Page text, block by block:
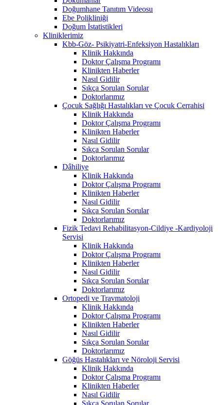
Doğumhane Tanıtım Videosu
Ebe Polikliniği
Doğum İstatistikleri
Kliniklerimiz
Kbb-Göz- Psikiyatri-Enfeksiyon Hastalıkları
Klinik Hakkında
Doktor Çalışma Programı
Klinikten Haberler
Nasıl Gidilir
Sıkça Sorulan Sorular
Doktorlarımız
Çocuk Sağlığı Hastalıkları ve Çocuk Cerrahisi
Klinik Hakkında
Doktor Çalışma Programı
Klinikten Haberler
Nasıl Gidilir
Sıkça Sorulan Sorular
Doktorlarımız
Dâhiliye
Klinik Hakkında
Doktor Çalışma Programı
Klinikten Haberler
Nasıl Gidilir
Sıkça Sorulan Sorular
Doktorlarımız
Fizik Tedavi Rehabilitasyon-Cildiye -Kardiyoloji
Servisi
Klinik Hakkında
Doktor Çalışma Programı
Klinikten Haberler
Nasıl Gidilir
Sıkça Sorulan Sorular
Doktorlarımız
Ortopedi ve Travmatoloji
Klinik Hakkında
Doktor Çalışma Programı
Klinikten Haberler
Nasıl Gidilir
Sıkça Sorulan Sorular
Doktorlarımız
Göğüs Hastalıkları ve Nöroloji Servisi
Klinik Hakkında
Doktor Çalışma Programı
Klinikten Haberler
Nasıl Gidilir
Sıkça Sorulan Sorular